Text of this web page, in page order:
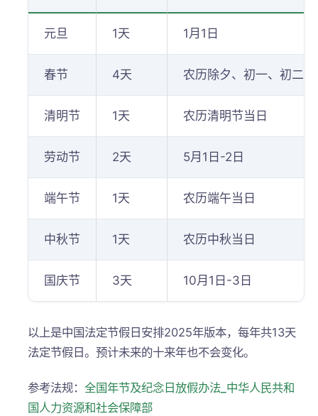
元旦 1天 1月1日
春节 4天 农历除夕、初一、初二
清明节 1天 农历清明节当日
劳动节 2天 5月1日-2日
端午节 1天 农历端午当日
中秋节 1天 农历中秋当日
国庆节 3天 10月1日-3日
以上是中国法定节假日安排2025年版本，每年共13天
法定节假日。预计未来的十来年也不会变化。
参考法规： 全国年节及纪念日放假办法_中华人民共和
国人力资源和社会保障部